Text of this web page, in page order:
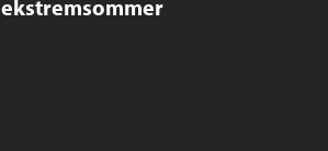
ekstremsommer